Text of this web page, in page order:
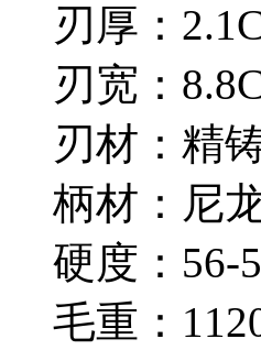
刃厚：
刃宽：
刃材：精
柄材：尼
硬度：56-
毛重：